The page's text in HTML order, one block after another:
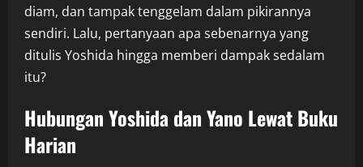
diam, dan tampak tenggelam dalam pikirannya
sendiri. Lalu, pertanyaan apa sebenarnya yang
ditulis Yoshida hingga memberi dampak sedalam
itu?
Hubungan Yoshida dan Yano Lewat Buku
Harian